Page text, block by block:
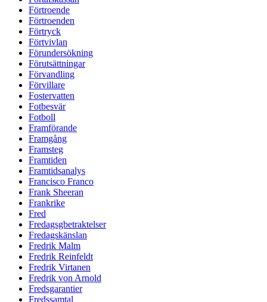
Förtroende
Förtroenden
Förtryck
Förtvivlan
Förundersökning
Förutsättningar
Förvandling
Förvillare
Fostervatten
Fotbesvär
Fotboll
Framförande
Framgång
Framsteg
Framtiden
Framtidsanalys
Francisco Franco
Frank Sheeran
Frankrike
Fred
Fredagsgbetraktelser
Fredagskänslan
Fredrik Malm
Fredrik Reinfeldt
Fredrik Virtanen
Fredrik von Arnold
Fredsgarantier
Fredssamtal